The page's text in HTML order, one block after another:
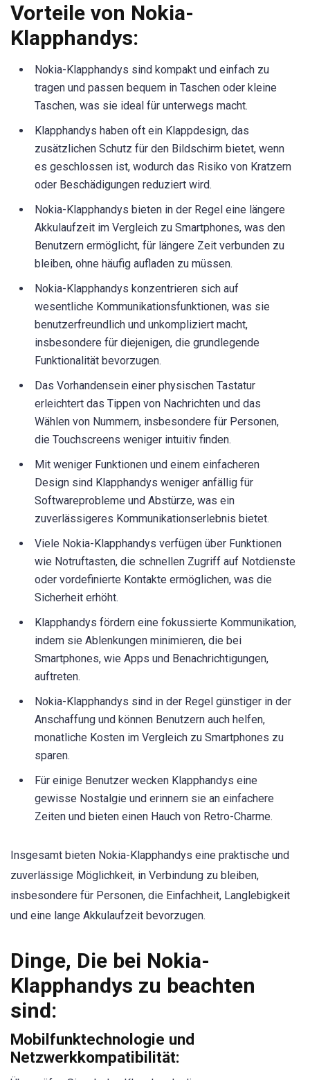
Vorteile von Nokia-
Klapphandys:
Nokia-Klapphandys sind kompakt und einfach zu
tragen und passen bequem in Taschen oder kleine
Taschen, was sie ideal für unterwegs macht.
Klapphandys haben oft ein Klappdesign, das
zusätzlichen Schutz für den Bildschirm bietet, wenn
es geschlossen ist, wodurch das Risiko von Kratzern
oder Beschädigungen reduziert wird.
Nokia-Klapphandys bieten in der Regel eine längere
Akkulaufzeit im Vergleich zu Smartphones, was den
Benutzern ermöglicht, für längere Zeit verbunden zu
bleiben, ohne häufig aufladen zu müssen.
Nokia-Klapphandys konzentrieren sich auf
wesentliche Kommunikationsfunktionen, was sie
benutzerfreundlich und unkompliziert macht,
insbesondere für diejenigen, die grundlegende
Funktionalität bevorzugen.
Das Vorhandensein einer physischen Tastatur
erleichtert das Tippen von Nachrichten und das
Wählen von Nummern, insbesondere für Personen,
die Touchscreens weniger intuitiv finden.
Mit weniger Funktionen und einem einfacheren
Design sind Klapphandys weniger anfällig für
Softwareprobleme und Abstürze, was ein
zuverlässigeres Kommunikationserlebnis bietet.
Viele Nokia-Klapphandys verfügen über Funktionen
wie Notruftasten, die schnellen Zugriff auf Notdienste
oder vordefinierte Kontakte ermöglichen, was die
Sicherheit erhöht.
Klapphandys fördern eine fokussierte Kommunikation,
indem sie Ablenkungen minimieren, die bei
Smartphones, wie Apps und Benachrichtigungen,
auftreten.
Nokia-Klapphandys sind in der Regel günstiger in der
Anschaffung und können Benutzern auch helfen,
monatliche Kosten im Vergleich zu Smartphones zu
sparen.
Für einige Benutzer wecken Klapphandys eine
gewisse Nostalgie und erinnern sie an einfachere
Zeiten und bieten einen Hauch von Retro-Charme.
Insgesamt bieten Nokia-Klapphandys eine praktische und
zuverlässige Möglichkeit, in Verbindung zu bleiben,
insbesondere für Personen, die Einfachheit, Langlebigkeit
und eine lange Akkulaufzeit bevorzugen.
Dinge, Die bei Nokia-
Klapphandys zu beachten
sind:
Mobilfunktechnologie und
Netzwerkkompatibilität: